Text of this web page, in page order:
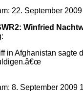
22. September
Winfried
in Afghanistan
8. September 2009